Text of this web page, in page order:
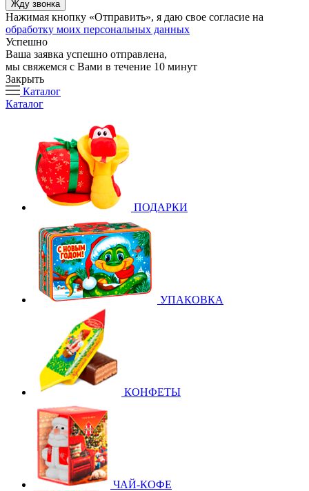
Нажимая кнопку «Отправить», я даю свое согласие на
обработку моих персональных данных
Успешно
Ваша заявка успешно отправлена,
мы свяжемся с Вами в течение 10 минут
Закрыть
Каталог
Каталог
ПОДАРКИ
УПАКОВКА
КОНФЕТЫ
ЧАЙ-КОФЕ